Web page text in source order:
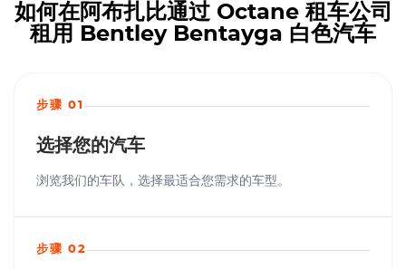
如何在阿布扎比通过 Octane 租车公司
租用 Bentley Bentayga 白色汽车
步骤 01
选择您的汽车
浏览我们的车队，选择最适合您需求的车型。
步骤 02